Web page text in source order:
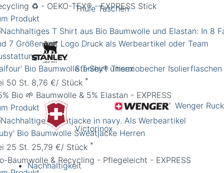
Thule Taschen
Stanley® Thermobecher Isolierflaschen
Victorinox
Wenger
Nachhaltigkeit
♻️ - OEKO-TEX® - EXPRESS Stick
Produkt
Bio Baumwolle T-Shirt unisex
50 St. 8,76 €/ Stück *
Bio 🌱 Baumwolle & 5% Elastan - EXPRESS
Produkt
Bio Baumwolle Sweatjacke Herren
25 St. 25,79 €/ Stück *
Baumwolle & Recycling - Pflegeleicht - EXPRESS